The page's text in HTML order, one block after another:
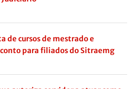
de cursos de mestrado e
para filiados do Sitraemg